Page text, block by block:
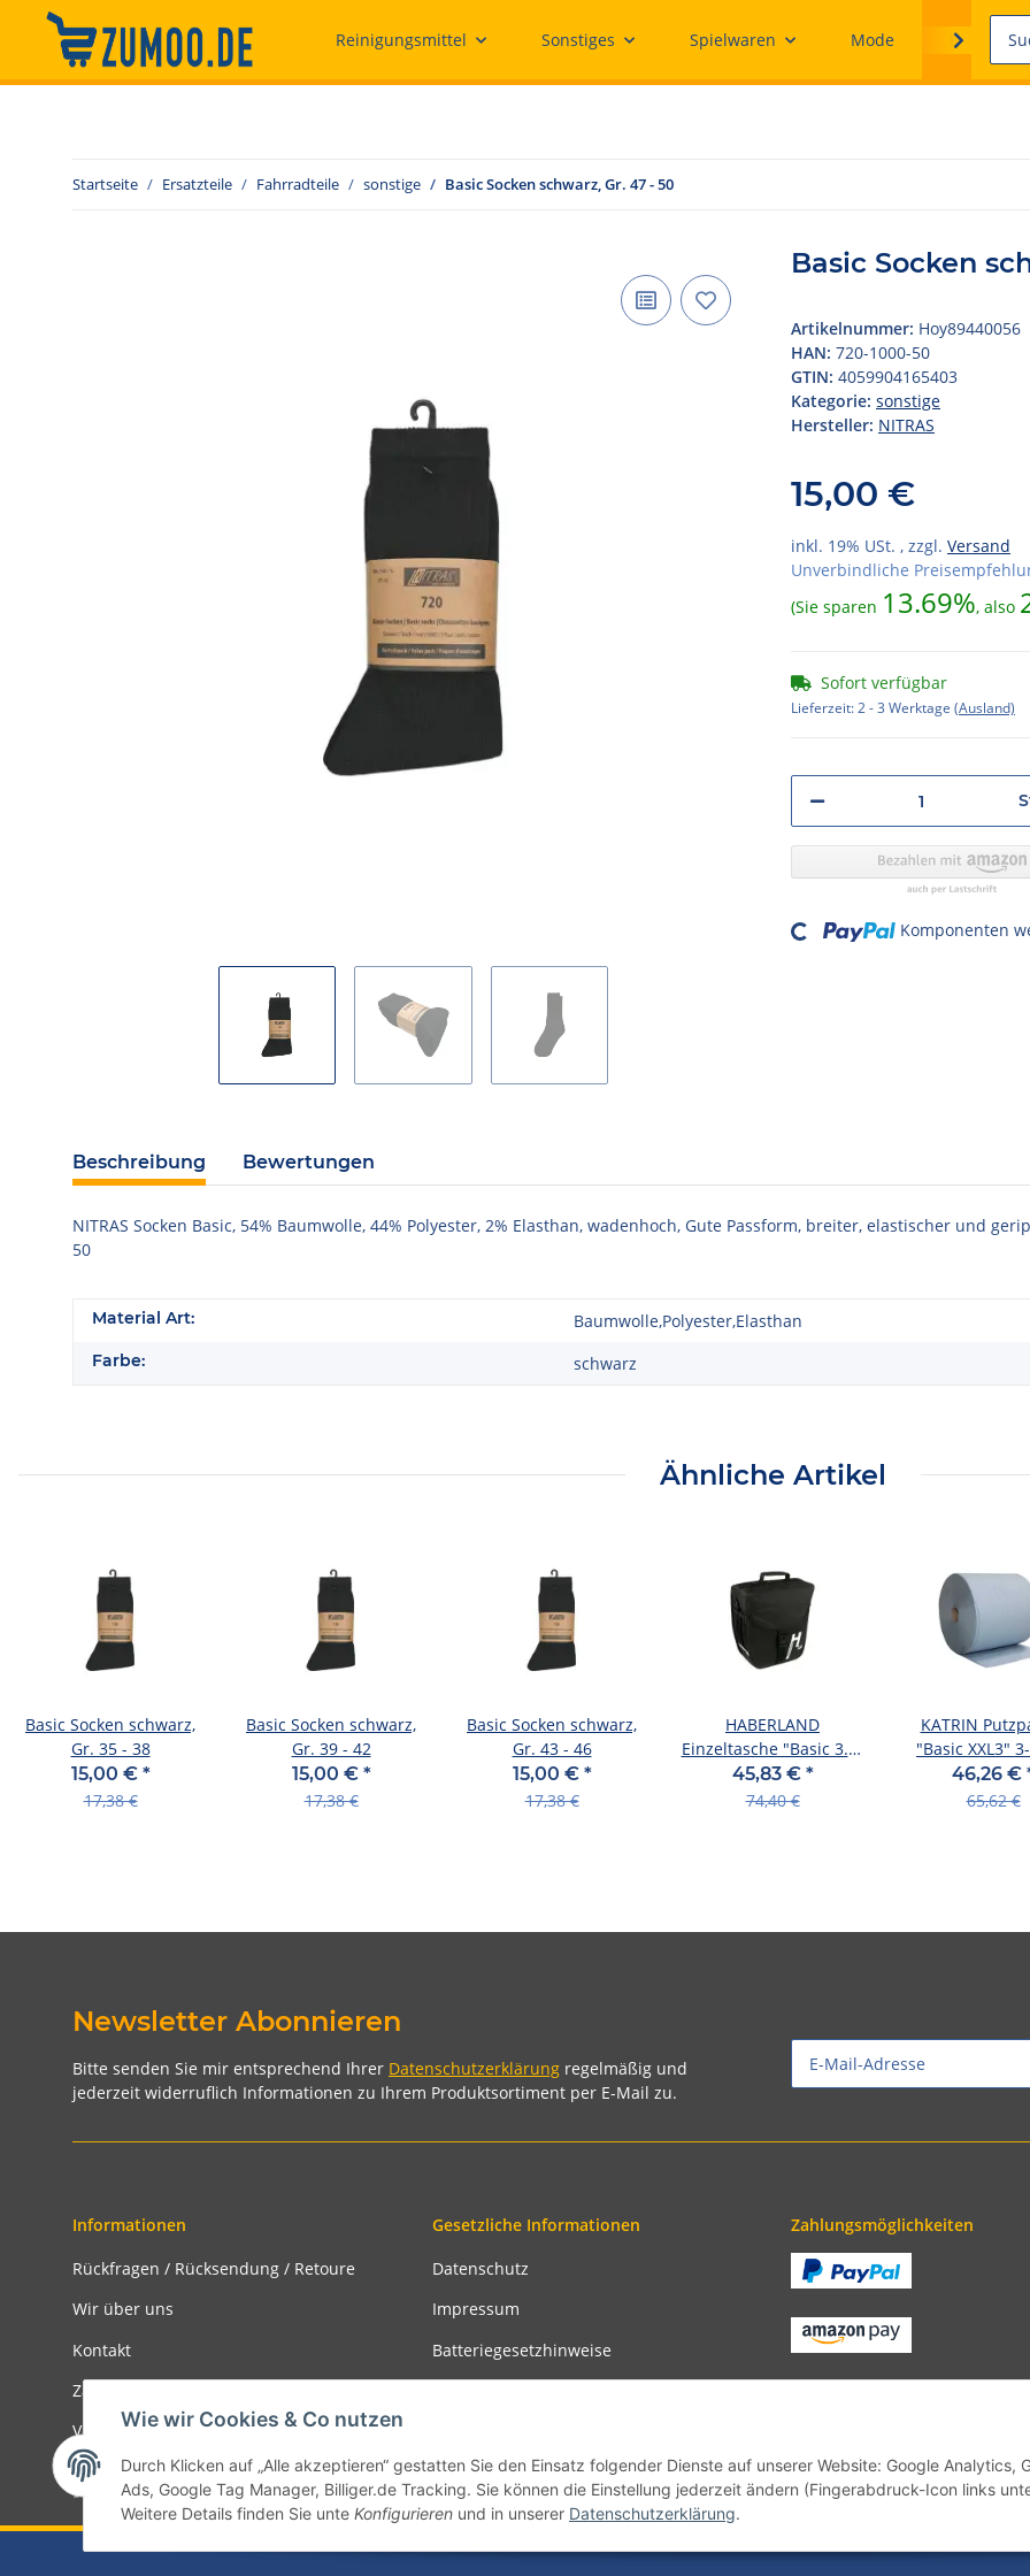
Reinigungsmittel Sonstiges Spielwaren Mode Ersatzteile
Startseite Ersatzteile Fahrradteile sonstige Basic Socken schwarz, Gr. 47 - 50
Basic Socken
Artikelnummer: Hoy89440056
HAN: 720-1000-50
GTIN: 4059904165403
Kategorie: sonstige
Hersteller: NITRAS
15,00 €
inkl. 19% USt. , zzgl. Versand
Unverbindliche
(Sie sparen 13.69%, also
Sofort verfügbar
Lieferzeit:2 - 3 Werktage (Ausland)
Loading... Komponenten
Beschreibung Bewertungen
NITRAS Socken Basic, 54% Baumwolle, 44% Polyester, 2% Elasthan, wadenhoch, Gute Passform, breiter, elastischer und
50
Material Art: Baumwolle,Polyester,Elasthan
Farbe: schwarz
Ähnliche Artikel
Basic Socken schwarz,
Gr. 35 - 38
15,00 € *
17,38 €
Basic Socken schwarz,
Gr. 39 - 42
15,00 € *
17,38 €
Basic Socken schwarz,
Gr. 43 - 46
15,00 € *
17,38 €
HABERLAND
Einzeltasche "Basic 3.0"
Volumen: 14 l, schwarz
45,83 € *
74,40 €
KATRIN
"Basic XXL3"
Tissue Wis
46,26 €
65,62 €
Newsletter Abonnieren
Bitte senden Sie mir entsprechend Ihrer Datenschutzerklärung regelmäßig und
jederzeit widerruflich Informationen zu Ihrem Produktsortiment per E-Mail zu.
Informationen
Rückfragen / Rücksendung / Retoure
Wir über uns
Kontakt
Zahlungsmöglichkeiten
Versandinformationen
Gesetzliche Informationen
Datenschutz
Impressum
Batteriegesetzhinweise
Zahlungsmöglichkeiten
* Alle Preise inkl. gesetzlicher USt., zzgl.Versand
Wie wir Cookies & Co nutzen
Durch Klicken auf „Alle akzeptieren“ gestatten Sie den Einsatz folgender Dienste auf unserer Website: Google Analytics,
Ads, Google Tag Manager, Billiger.de Tracking. Sie können die Einstellung jederzeit ändern (Fingerabdruck-Icon links
Weitere Details finden Sie unte Konfigurieren und in unserer Datenschutzerklärung.